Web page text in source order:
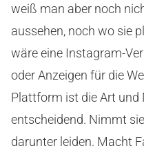
weiß man aber noch
aussehen, noch wo sie
wäre eine Instagram-
oder Anzeigen für die
Plattform ist die Art und
entscheidend. Nimmt
darunter leiden. Macht